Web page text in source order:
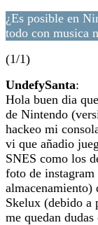
¿Es posible en
todo con musica
(1/1)
UndefySanta:
Hola buen dia
de Nintendo
hackeo mi
vi que añadio
SNES como los
foto de
almacenamiento)
Skelux (debido a
me quedan dudas